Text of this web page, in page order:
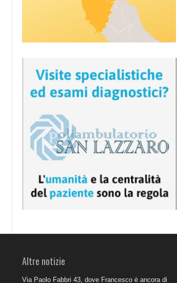
Altre notizie
Via Paolo Fabbri 43, dove Francesco è ancora di